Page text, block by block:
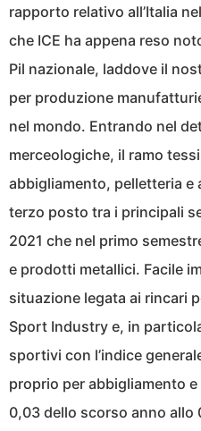
rapporto relativo all’Italia
che ICE ha appena reso
Pil nazionale, laddove il
per produzione
nel mondo. Entrando nel
merceologiche, il ramo
abbigliamento, pelletteria e
terzo posto tra i principali
2021 che nel primo
e prodotti metallici. Facile
situazione legata ai rincari
Sport Industry e, in
sportivi con l’indice
proprio per abbigliamento
0,03 dello scorso anno allo